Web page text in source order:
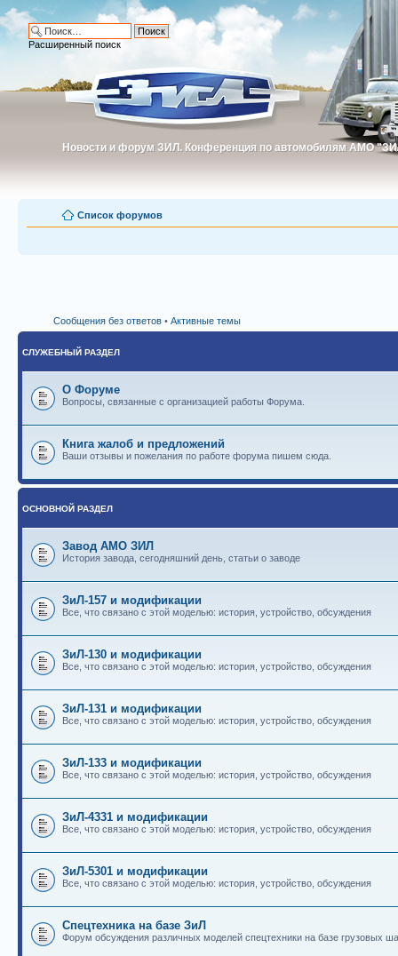
Новости и форум ЗИЛ. Конференция по автомобилям АМО
Новости и форум ЗИЛ. Конференция по автомобилям АМО
Расширенный поиск
Список форумов
Сообщения без ответов • Активные темы
СЛУЖЕБНЫЙ РАЗДЕЛ
О Форуме
Вопросы, связанные с организацией работы Форума.
Книга жалоб и предложений
Ваши отзывы и пожелания по работе форума пишем сюда.
ОСНОВНОЙ РАЗДЕЛ
Завод АМО ЗИЛ
История завода, сегодняшний день, статьи о заводе
ЗиЛ-157 и модификации
Все, что связано с этой моделью: история, устройство, обсуждения
ЗиЛ-130 и модификации
Все, что связано с этой моделью: история, устройство, обсуждения
ЗиЛ-131 и модификации
Все, что связано с этой моделью: история, устройство, обсуждения
ЗиЛ-133 и модификации
Все, что связано с этой моделью: история, устройство, обсуждения
ЗиЛ-4331 и модификации
Все, что связано с этой моделью: история, устройство, обсуждения
ЗиЛ-5301 и модификации
Все, что связано с этой моделью: история, устройство, обсуждения
Спецтехника на базе ЗиЛ
Форум обсуждения различных моделей спецтехники на базе грузовых